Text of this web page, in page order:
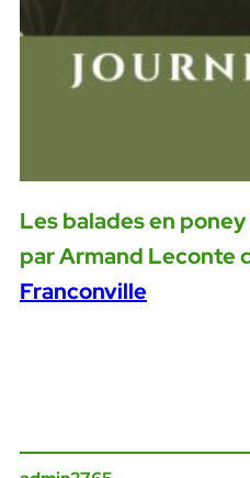
Les balades en
par Armand Leconte
Franconville